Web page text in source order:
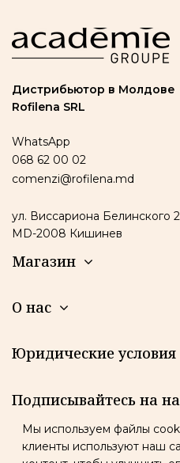
Магазин
О нас
Юридические условия
068 62 00 02
comenzi@rofilena.md
ул. Виссариона Белинского
MD-2008 Кишинев
Дистрибьютор в Молдове
Rofilena SRL
WhatsApp
Подписывайтесь на
Новостная рассылка
Мы используем файлы
клиенты используют наш